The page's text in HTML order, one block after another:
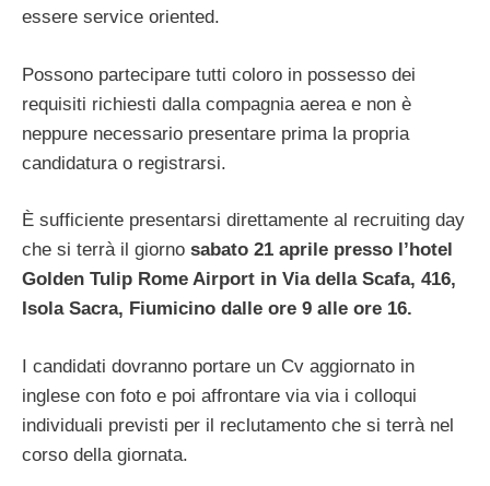
essere service oriented.
Possono partecipare tutti coloro in possesso dei
requisiti richiesti dalla compagnia aerea e non è
neppure necessario presentare prima la propria
candidatura o registrarsi.
È sufficiente presentarsi direttamente al recruiting day
che si terrà il giorno sabato 21 aprile presso l’hotel
Golden Tulip Rome Airport in Via della Scafa, 416,
Isola Sacra, Fiumicino dalle ore 9 alle ore 16.
I candidati dovranno portare un Cv aggiornato in
inglese con foto e poi affrontare via via i colloqui
individuali previsti per il reclutamento che si terrà nel
corso della giornata.